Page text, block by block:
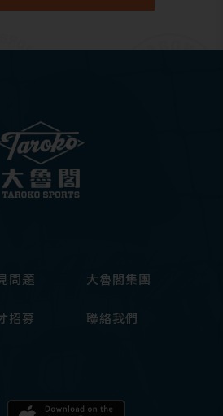
問題 大魯閣集團
招募 聯絡我們